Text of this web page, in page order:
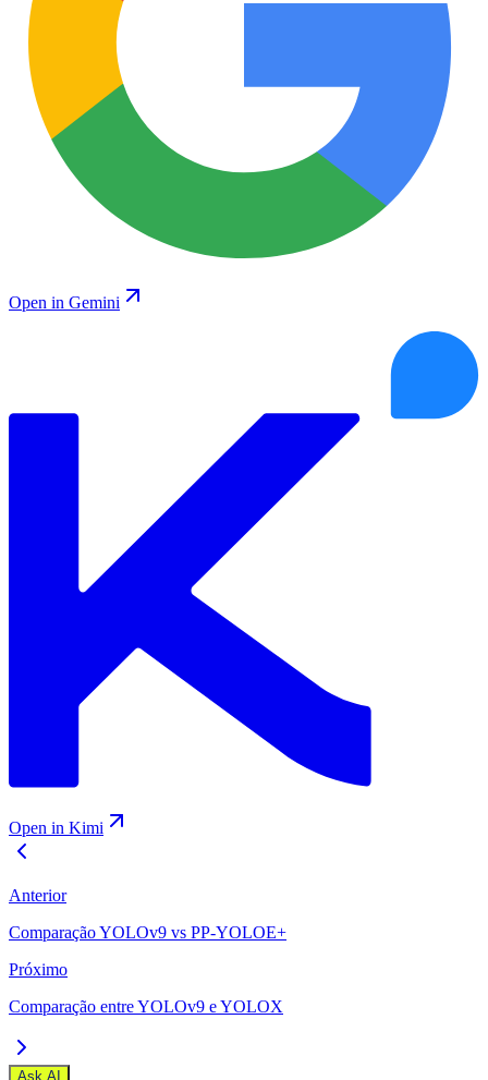
Open in Gemini
Open in Kimi
Anterior
Comparação YOLOv9 vs PP-YOLOE+
Próximo
Comparação entre YOLOv9 e YOLOX
Ask AI